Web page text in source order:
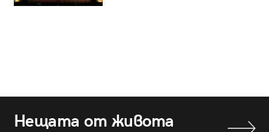
Нещата от живота